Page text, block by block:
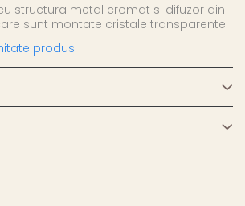
structura metal cromat si difuzor din
sunt montate cristale transparente.
produs